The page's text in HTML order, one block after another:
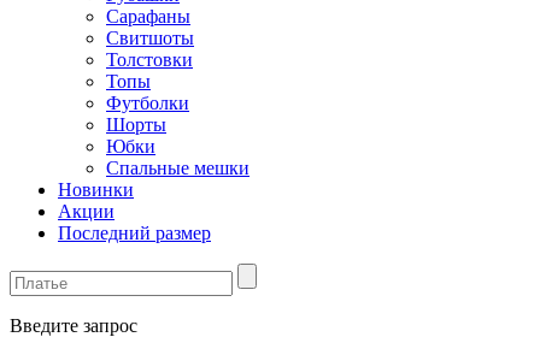
Сарафаны
Свитшоты
Толстовки
Топы
Футболки
Шорты
Юбки
Спальные мешки
Новинки
Акции
Последний размер
Введите запрос